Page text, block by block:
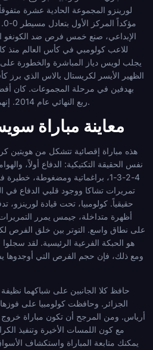
لورينزو المجموعة الحادية عشرة
الإبداعي، صنع خمس فرص ضد الكونغو
يجلب لويس دياز المباشرة والخطورة على
الظهير الأيسر لكريستال بالاس الذي برز
بهدفين في مرحلة المجموعات. كان
ربع النهائي عام 2014. إنهم يطاردون هذا الأفق مرة أخرى.
معاينة مباراة
هذه مباراة إقصائية تتشكل من هويتين
نفس الحقيقة التكتيكية: الدفاع أولاً،
4-2-3-1، براغماتية ومضغوطة،
تمريرات تشاكا ووجود قلبي الدفاع في
حقيقياً. كولومبيا، تحت قيادة لورينزو،
أظهرة متداخلة، جيمس يمرر
على نطاق واسع. التوتر بين خلق الفرص
هو الحبكة الفرعية الرئيسية. لقد
ومع ذلك، فإن حجم الفرص التي أوجدوها
أرياس. ومن المرجح أن تكون مباراة خروج
مع كون اللمسات الأخيرة وتنفيذ
يمكنك متابعة المباراة واستكشاف